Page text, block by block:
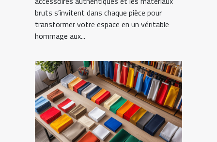
bruts s’invitent dans chaque pièce pour
transformer votre espace en un véritable
hommage aux...